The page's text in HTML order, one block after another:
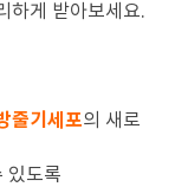
하게 받아보세요.
줄기세포의 새로
있도록